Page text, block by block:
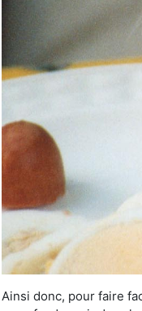
Ainsi donc, pour faire